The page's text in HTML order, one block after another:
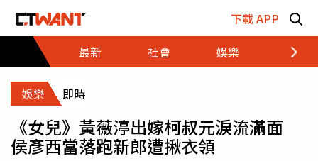
下載 APP
最新
社會 娛樂 財經
娛樂 即時
《女兒》黃薇渟出嫁柯叔元淚流滿面
侯彥西當落跑新郎遭揪衣領